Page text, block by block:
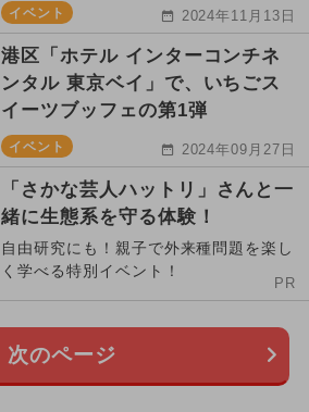
イベント 2024年11月13日
港区「ホテル インターコンチネ
ンタル 東京ベイ」で、いちごス
イーツブッフェの第1弾
イベント 2024年09月27日
「さかな芸人ハットリ」さんと一
緒に生態系を守る体験！
自由研究にも！親子で外来種問題を楽し
く学べる特別イベント！
PR
次のページ